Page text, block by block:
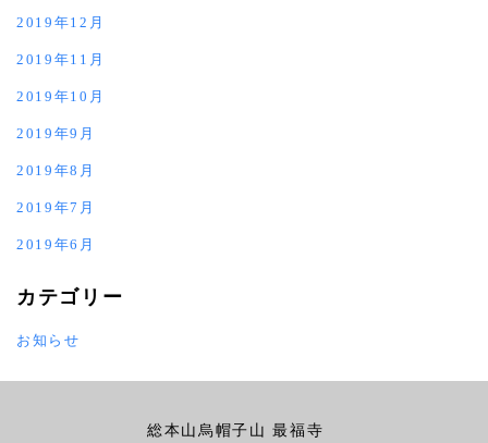
2019年12月
2019年11月
2019年10月
2019年9月
2019年8月
2019年7月
2019年6月
カテゴリー
お知らせ
総本山烏帽子山 最福寺